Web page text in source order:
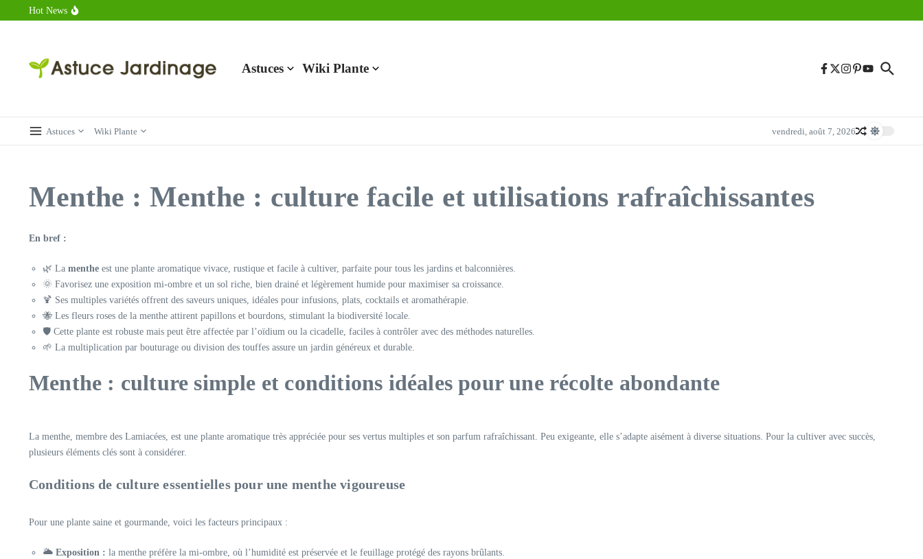
Aller au contenu
Hot News
Combien de calories dans un croque monsieur en 2025 ?
Astuces Wiki Plante
Astuces Wiki Plante vendredi, août 7, 2026
Menthe : Menthe : culture facile et utilisations rafraîchissantes
En bref :
🌿 La menthe est une plante aromatique vivace, rustique et facile à cultiver, parfaite pour tous les jardins et balconnières.
🌞 Favorisez une exposition mi-ombre et un sol riche, bien drainé et légèrement humide pour maximiser sa croissance.
🍹 Ses multiples variétés offrent des saveurs uniques, idéales pour infusions, plats, cocktails et aromathérapie.
🐝 Les fleurs roses de la menthe attirent papillons et bourdons, stimulant la biodiversité locale.
🛡️ Cette plante est robuste mais peut être affectée par l’oïdium ou la cicadelle, faciles à contrôler avec des méthodes naturelles.
🌱 La multiplication par bouturage ou division des touffes assure un jardin généreux et durable.
Menthe : culture simple et conditions idéales pour une récolte abondante
La menthe, membre des Lamiacées, est une plante aromatique très appréciée pour ses vertus multiples et son parfum rafraîchissant. Peu exigeante, elle s’adapte aisément à diverse situations. Pour la cultiver avec succès,
plusieurs éléments clés sont à considérer.
Conditions de culture essentielles pour une menthe vigoureuse
Pour une plante saine et gourmande, voici les facteurs principaux :
🌥️ Exposition : la menthe préfère la mi-ombre, où l’humidité est préservée et le feuillage protégé des rayons brûlants.